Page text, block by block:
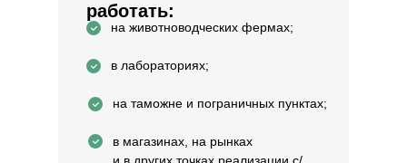
работать:
на животноводческих фермах;
в магазинах, на рынках
на таможне и пограничных пунктах;
в лабораториях;